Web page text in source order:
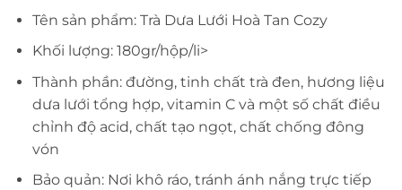
Tên sản phẩm: Trà Dưa Lưới Hoà Tan Cozy
Khối lượng: 180gr/hộp/li>
Thành phần: đường, tinh chất trà đen, hương liệu
dưa lưới tổng hợp, vitamin C và một số chất điều
chỉnh độ acid, chất tạo ngọt, chất chống đông
vón
Bảo quản: Nơi khô ráo, tránh ánh nắng trực tiếp